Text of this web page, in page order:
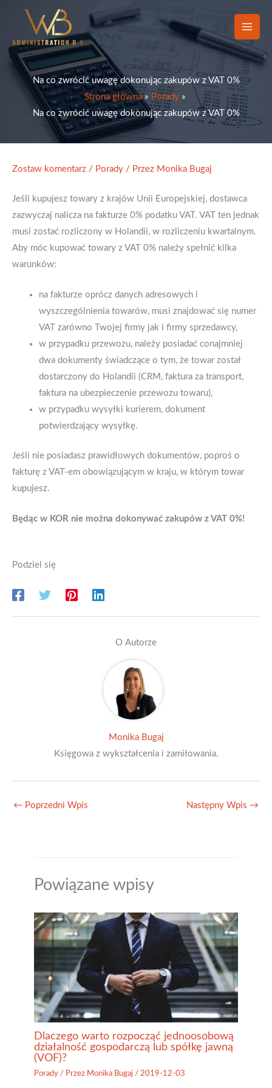
Przejdź
treści
Na co zwrócić uwagę dokonując zakupów z VAT 0%
Strona główna
Porady
Na co zwrócić uwagę dokonując zakupów z VAT 0%
Zostaw komentarz / Porady / Przez Monika Bugaj
Jeśli kupujesz towary z krajów Unii Europejskiej, dostawca
zazwyczaj nalicza na fakturze 0% podatku VAT. VAT ten jednak
musi zostać rozliczony w Holandii, w rozliczeniu kwartalnym.
Aby móc kupować towary z VAT 0% należy spełnić kilka
warunków:
na fakturze oprócz danych adresowych i
wyszczególnienia towarów, musi znajdować się numer
VAT zarówno Twojej firmy jak i firmy sprzedawcy,
w przypadku przewozu, należy posiadać conajmniej
dwa dokumenty świadczące o tym, że towar został
dostarczony do Holandii (CRM, faktura za transport,
faktura na ubezpieczenie przewozu towaru),
w przypadku wysyłki kurierem, dokument
potwierdzający wysyłkę.
Jeśli nie posiadasz prawidłowych dokumentów, poproś o
fakturę z VAT-em obowiązującym w kraju, w którym towar
kupujesz.
Będąc w KOR nie można dokonywać zakupów z VAT 0%!
Podziel się
O Autorze
Monika Bugaj
Księgowa z wykształcenia i zamiłowania.
← Poprzedni Wpis Następny Wpis →
Powiązane wpisy
Dlaczego warto rozpocząć jednoosobową
działalność gospodarczą lub spółkę jawną
(VOF)?
Porady / Przez Monika Bugaj / 2019-12-03